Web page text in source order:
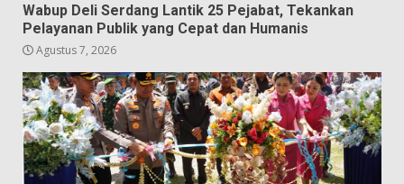
Wabup Deli Serdang Lantik 25 Pejabat, Tekankan
Pelayanan Publik yang Cepat dan Humanis
Agustus 7, 2026